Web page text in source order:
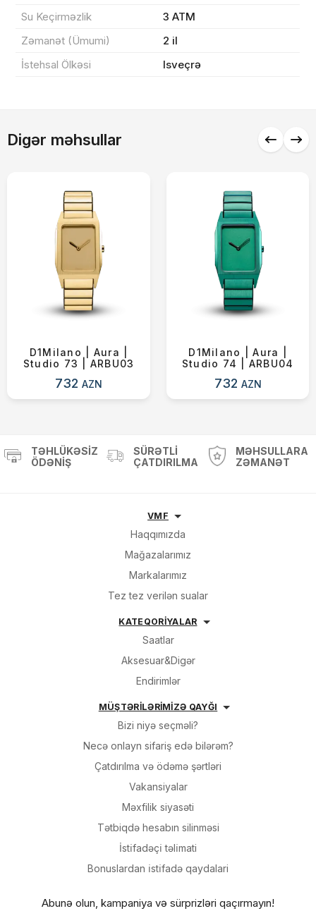
Su Keçirməzlik
3 ATM
Zəmanət (Ümumi)
2 il
İstehsal Ölkəsi
Isveçrə
Digər məhsullar
D1Milano | Aura |
Studio 73 | ARBU03
732AZN
D1Milano | Aura |
Studio 74 | ARBU04
732 AZN
Alış-verişə davam et
TƏHLÜKƏSIZ
ÖDƏNIŞ
SÜRƏTLI
ÇATDIRILMA
MƏHSULLARA
ZƏMANƏT
VMF
Haqqımızda
Mağazalarımız
Markalarımız
Tez tez verilən sualar
KATEQORİYALAR
Saatlar
Aksesuar&Digər
Endirimlər
MÜŞTƏRİLƏRİMİZƏ QAYĞI
Bizi niyə seçməli?
Necə onlayn sifariş edə bilərəm?
Çatdırılma və ödəmə şərtləri
Vakansiyalar
Məxfilik siyasəti
Tətbiqdə hesabın silinməsi
İsti̇fadəçi̇ təli̇mati
Bonuslardan i̇sti̇fadə qaydalari
Abunə olun, kampaniya və sürprizləri qaçırmayın!